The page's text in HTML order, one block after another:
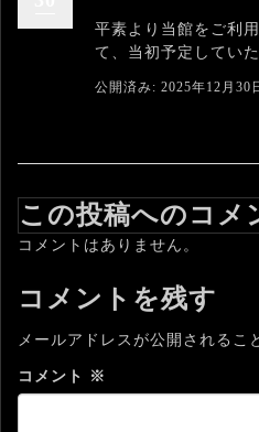
平素より当館をご利
て、当初予定してい
公開済み: 2025年12月30
この投稿へのコメ
コメントはありません。
コメントを残す
メールアドレスが公開されるこ
コメント ※